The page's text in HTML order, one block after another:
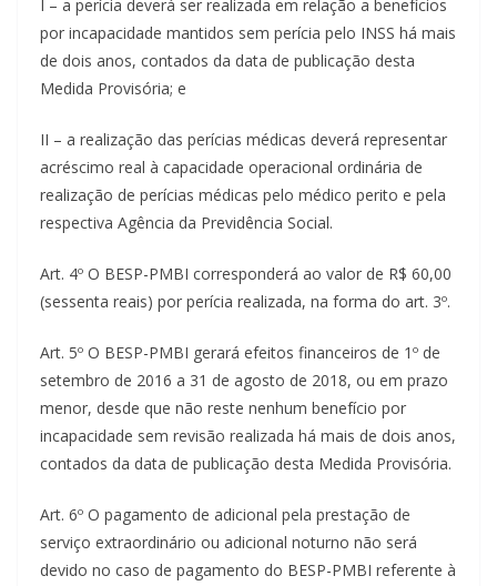
I – a perícia deverá ser realizada em relação a benefícios
por incapacidade mantidos sem perícia pelo INSS há mais
de dois anos, contados da data de publicação desta
Medida Provisória; e
II – a realização das perícias médicas deverá representar
acréscimo real à capacidade operacional ordinária de
realização de perícias médicas pelo médico perito e pela
respectiva Agência da Previdência Social.
Art. 4º O BESP-PMBI corresponderá ao valor de R$ 60,00
(sessenta reais) por perícia realizada, na forma do art. 3º.
Art. 5º O BESP-PMBI gerará efeitos financeiros de 1º de
setembro de 2016 a 31 de agosto de 2018, ou em prazo
menor, desde que não reste nenhum benefício por
incapacidade sem revisão realizada há mais de dois anos,
contados da data de publicação desta Medida Provisória.
Art. 6º O pagamento de adicional pela prestação de
serviço extraordinário ou adicional noturno não será
devido no caso de pagamento do BESP-PMBI referente à